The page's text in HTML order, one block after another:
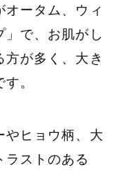
ータム、ウィ
で、お肌がし
が多く、大き
。
やヒョウ柄、大
ラストのある